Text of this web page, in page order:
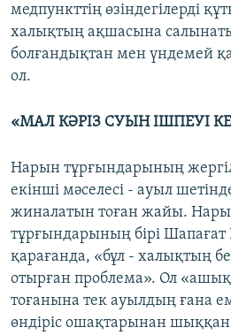
медпункттің өзіндегілерді
халықтың ақшасына
болғандықтан мен үндемей
ол.
«МАЛ КӘРІЗ СУЫН ІШПЕУІ
Нарын тұрғындарының
екінші мәселесі - ауыл
жиналатын тоған жайы.
тұрғындарының бірі Шапағат
қарағанда, «бұл - халықтың
отырған проблема». Ол «ашық
тоғанына тек ауылдың ғана
өндіріс ошақтарынан шыққан